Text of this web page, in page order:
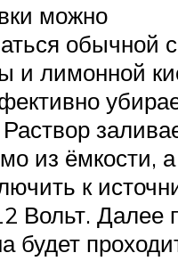
можно
обычной
и лимонной
из ёмкости,
к
Вольт. Далее
будет